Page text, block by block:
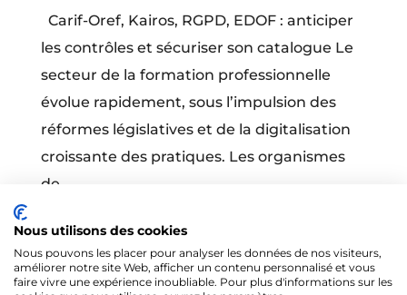
Carif-Oref, Kairos, RGPD, EDOF : anticiper
les contrôles et sécuriser son catalogue Le
secteur de la formation professionnelle
évolue rapidement, sous l’impulsion des
réformes législatives et de la digitalisation
croissante des pratiques. Les organismes
de...
Nous utilisons des cookies
Nous pouvons les placer pour analyser les données de nos visiteurs,
améliorer notre site Web, afficher un contenu personnalisé et vous
faire vivre une expérience inoubliable. Pour plus d'informations sur les